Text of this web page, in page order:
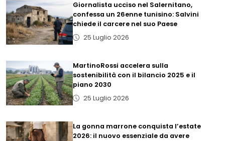
Giornalista ucciso nel Salernitano,
confessa un 26enne tunisino: Salvini
chiede il carcere nel suo Paese
25 Luglio 2026
MartinoRossi accelera sulla
sostenibilità con il bilancio 2025 e il
piano 2030
25 Luglio 2026
La gonna marrone conquista l’estate
2026: il nuovo essenziale da avere